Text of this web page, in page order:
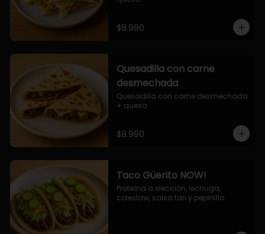
$8.990
Quesadilla con carne
desmechada
Quesadilla con carne desmechada
+ queso
$8.990
Taco Güerito NOW!
Proteína a elección, lechuga,
coleslaw, salsa tari y pepinillo.